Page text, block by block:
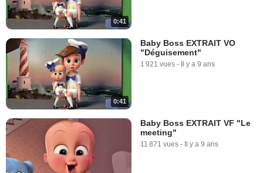
0:41
0:41
Baby Boss EXTRAIT VO
"Déguisement"
1 921 vues - Il y a 9 ans
Baby Boss EXTRAIT VF "Le
meeting"
11 871 vues - Il y a 9 ans